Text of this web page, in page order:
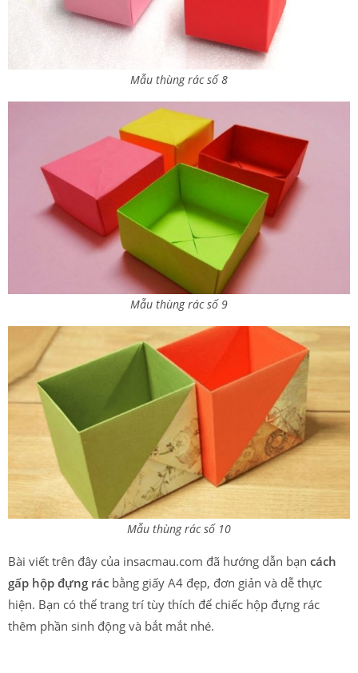
Mẫu thùng rác số 8
Mẫu thùng rác số 9
Mẫu thùng rác số 10
Bài viết trên đây của insacmau.com đã hướng dẫn bạn cách
gấp hộp đựng rác bằng giấy A4 đẹp, đơn giản và dễ thực
hiện. Bạn có thể trang trí tùy thích để chiếc hộp đựng rác
thêm phần sinh động và bắt mắt nhé.